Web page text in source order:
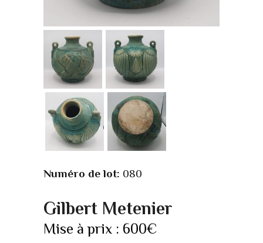
Numéro de lot: 080
Gilbert Metenier
Mise à prix : 600€